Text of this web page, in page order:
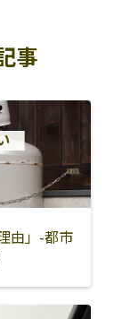
事
由」-都市